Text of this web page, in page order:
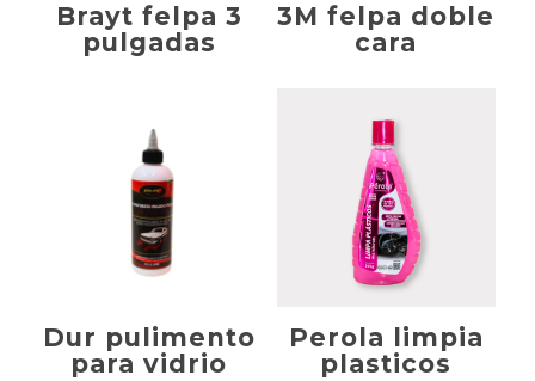
Brayt felpa 3
pulgadas
3M felpa doble
cara
Dur pulimento
para vidrio
Perola limpia
plasticos